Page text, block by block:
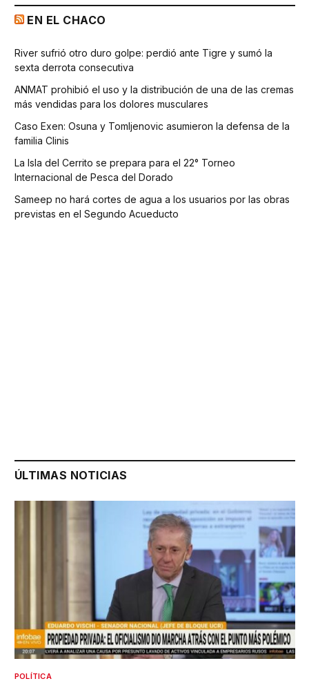
EN EL CHACO
River sufrió otro duro golpe: perdió ante Tigre y sumó la
sexta derrota consecutiva
ANMAT prohibió el uso y la distribución de una de las cremas
más vendidas para los dolores musculares
Caso Exen: Osuna y Tomljenovic asumieron la defensa de la
familia Clinis
La Isla del Cerrito se prepara para el 22° Torneo
Internacional de Pesca del Dorado
Sameep no hará cortes de agua a los usuarios por las obras
previstas en el Segundo Acueducto
ÚLTIMAS NOTICIAS
POLÍTICA